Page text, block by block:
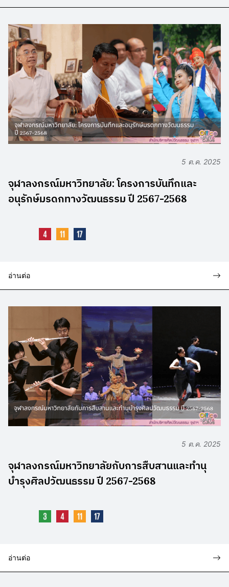
5 ต.ค. 2025
จุฬาลงกรณ์มหาวิทยาลัย: โครงการบันทึกและ
อนุรักษ์มรดกทางวัฒนธรรม ปี 2567-2568
อ่านต่อ
5 ต.ค. 2025
จุฬาลงกรณ์มหาวิทยาลัยกับการสืบสานและทำนุ
บำรุงศิลปวัฒนธรรม ปี 2567-2568
อ่านต่อ